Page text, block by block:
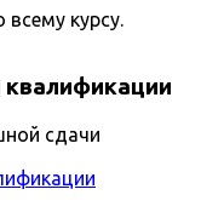
курсу.
сдачи